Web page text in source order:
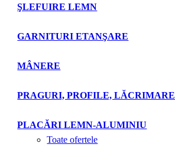
ŞLEFUIRE LEMN
GARNITURI ETANŞARE
MÂNERE
PRAGURI, PROFILE, LĂCRIMARE
PLACĂRI LEMN-ALUMINIU
Toate ofertele